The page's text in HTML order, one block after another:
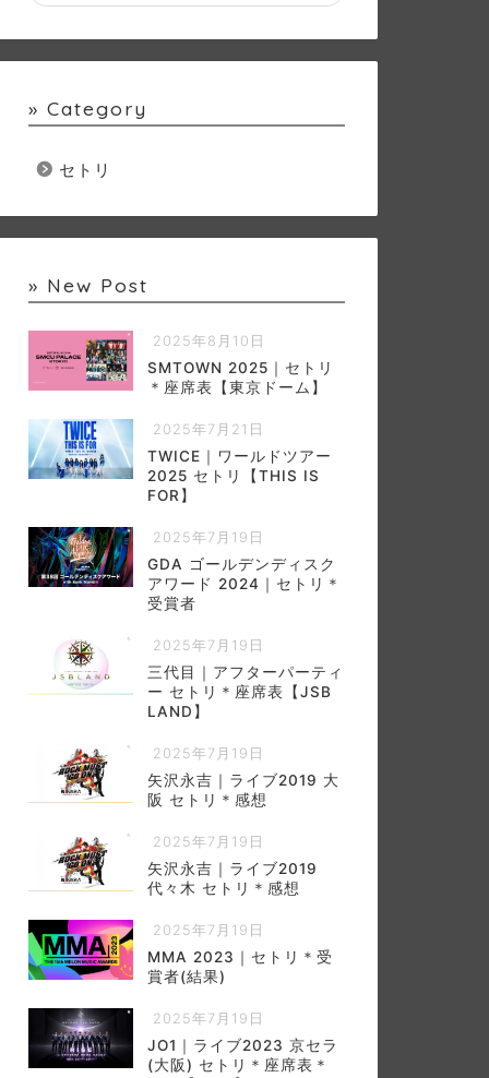
» Category
セトリ
» New Post
2025年8月10日
SMTOWN 2025｜セトリ
＊座席表【東京ドーム】
2025年7月21日
TWICE｜ワールドツアー
2025 セトリ【THIS IS
FOR】
2025年7月19日
GDA ゴールデンディスク
アワード 2024｜セトリ＊
受賞者
2025年7月19日
三代目｜アフターパーティ
ー セトリ＊座席表【JSB
LAND】
2025年7月19日
矢沢永吉｜ライブ2019 大
阪 セトリ＊感想
2025年7月19日
矢沢永吉｜ライブ2019
代々木 セトリ＊感想
2025年7月19日
MMA 2023｜セトリ＊受
賞者(結果)
2025年7月19日
JO1｜ライブ2023 京セラ
(大阪) セトリ＊座席表＊